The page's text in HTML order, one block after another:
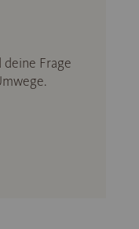
Frage